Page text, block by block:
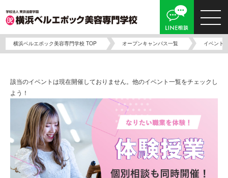
横浜ベルエポック美容専門学校 TOP オープンキャンパス一覧 イベント
該当のイベントは現在開催しておりません。他のイベント一覧をチェックし
よう！